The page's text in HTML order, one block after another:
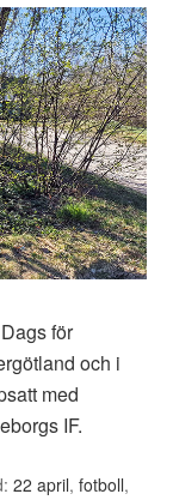
för
och i
med
IF.
22 april,fotboll,